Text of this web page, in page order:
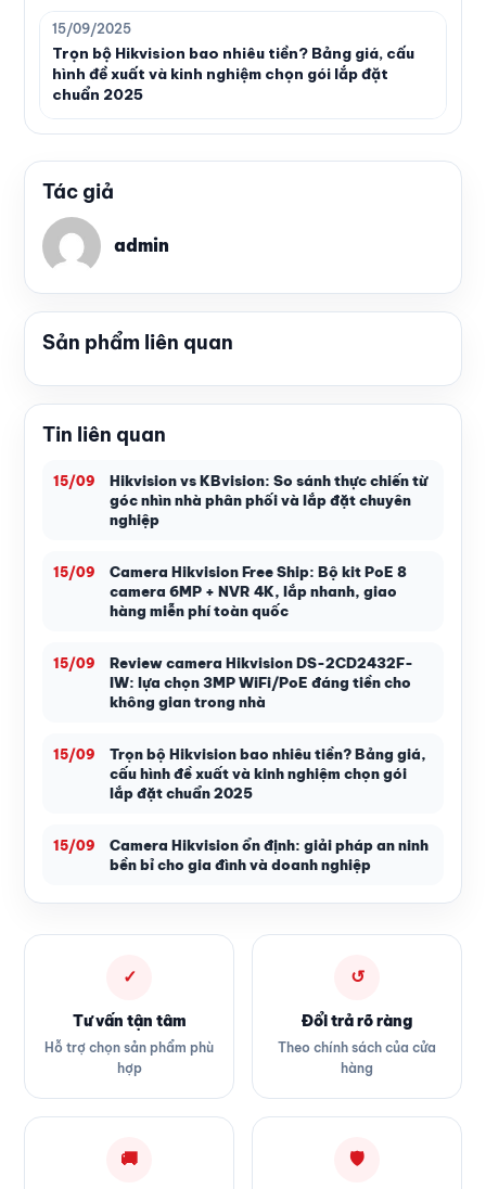
15/09/2025
Trọn bộ Hikvision bao nhiêu tiền? Bảng giá, cấu
hình đề xuất và kinh nghiệm chọn gói lắp đặt
chuẩn 2025
Tác giả
admin
Sản phẩm liên quan
Tin liên quan
15/09
Hikvision vs KBvision: So sánh thực chiến từ
góc nhìn nhà phân phối và lắp đặt chuyên
nghiệp
15/09
Camera Hikvision Free Ship: Bộ kit PoE 8
camera 6MP + NVR 4K, lắp nhanh, giao
hàng miễn phí toàn quốc
15/09
Review camera Hikvision DS-2CD2432F-
IW: lựa chọn 3MP WiFi/PoE đáng tiền cho
không gian trong nhà
15/09
Trọn bộ Hikvision bao nhiêu tiền? Bảng giá,
cấu hình đề xuất và kinh nghiệm chọn gói
lắp đặt chuẩn 2025
15/09
Camera Hikvision ổn định: giải pháp an ninh
bền bỉ cho gia đình và doanh nghiệp
✓
Tư vấn tận tâm
Hỗ trợ chọn sản phẩm phù
hợp
↺
Đổi trả rõ ràng
Theo chính sách của cửa
hàng
🚚 🛡